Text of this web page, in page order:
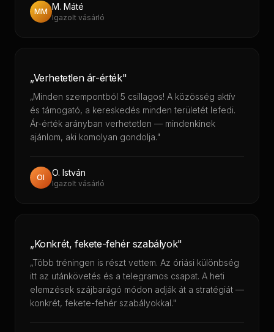
MM M. Máté
Igazolt vásárló
„Verhetetlen ár-érték"
„Minden szempontból 5 csillagos! A közösség aktív
és támogató, a kereskedés minden területét lefedi.
Ár-érték arányban verhetetlen — mindenkinek
ajánlom, aki komolyan gondolja."
OI O. István
Igazolt vásárló
„Konkrét, fekete-fehér szabályok"
„Több tréningen is részt vettem. Az óriási különbség
itt az utánkövetés és a telegramos csapat. A heti
elemzések szájbarágó módon adják át a stratégiát —
konkrét, fekete-fehér szabályokkal."